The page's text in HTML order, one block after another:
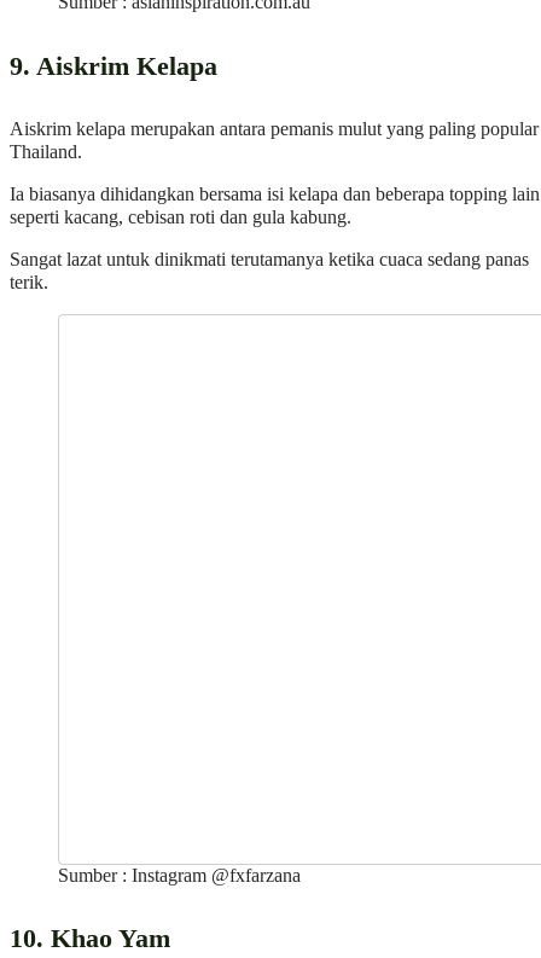
9. Aiskrim Kelapa
Aiskrim kelapa merupakan antara pemanis mulut yang paling
Thailand.
Ia biasanya dihidangkan bersama isi kelapa dan beberapa topping lain
seperti kacang, cebisan roti dan gula kabung.
Sangat lazat untuk dinikmati terutamanya ketika cuaca sedang panas
terik.
Sumber : Instagram @fxfarzana
10. Khao Yam